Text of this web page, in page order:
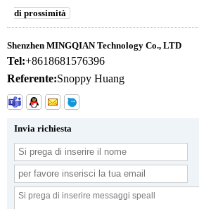
di prossimità
Shenzhen MINGQIAN Technology Co., LTD
Tel:+8618681576396
Referente:Snoppy Huang
Invia richiesta